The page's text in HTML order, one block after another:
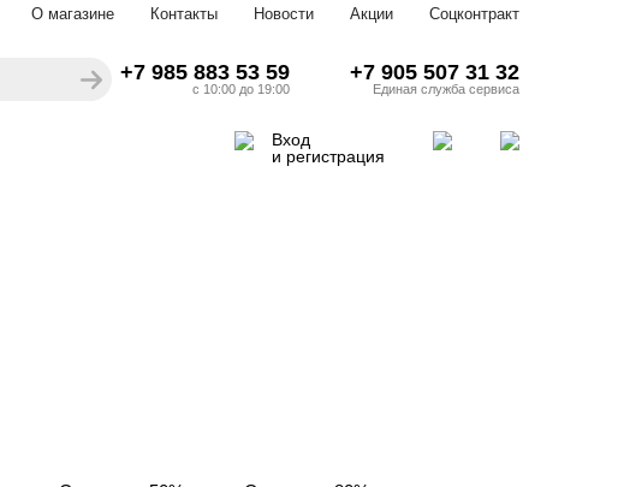
О магазине Контакты Новости Акции Соцконтракт
+7 985 883 53 59
с 10:00 до 19:00
+7 905 507 31 32
Единая служба сервиса
Вход
и регистрация